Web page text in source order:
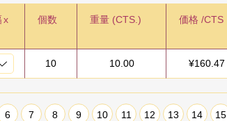
x
個数 重量 (CTS.) 価格 /CTS
10 10.00 ¥160.47
6 7 8 9 10 11 12 13 14 15